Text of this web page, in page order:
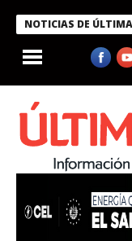
NOTICIAS DE
Bukele condecora a